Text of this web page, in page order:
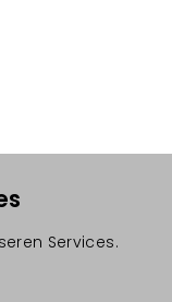
Services.